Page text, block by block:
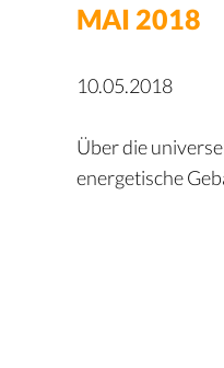
MAI 2018
10.05.2018
Über die
energetische